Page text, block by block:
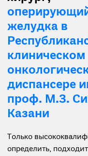
желудка в
клиническом
диспансере
проф. М.З.
Казани
Только
определить,